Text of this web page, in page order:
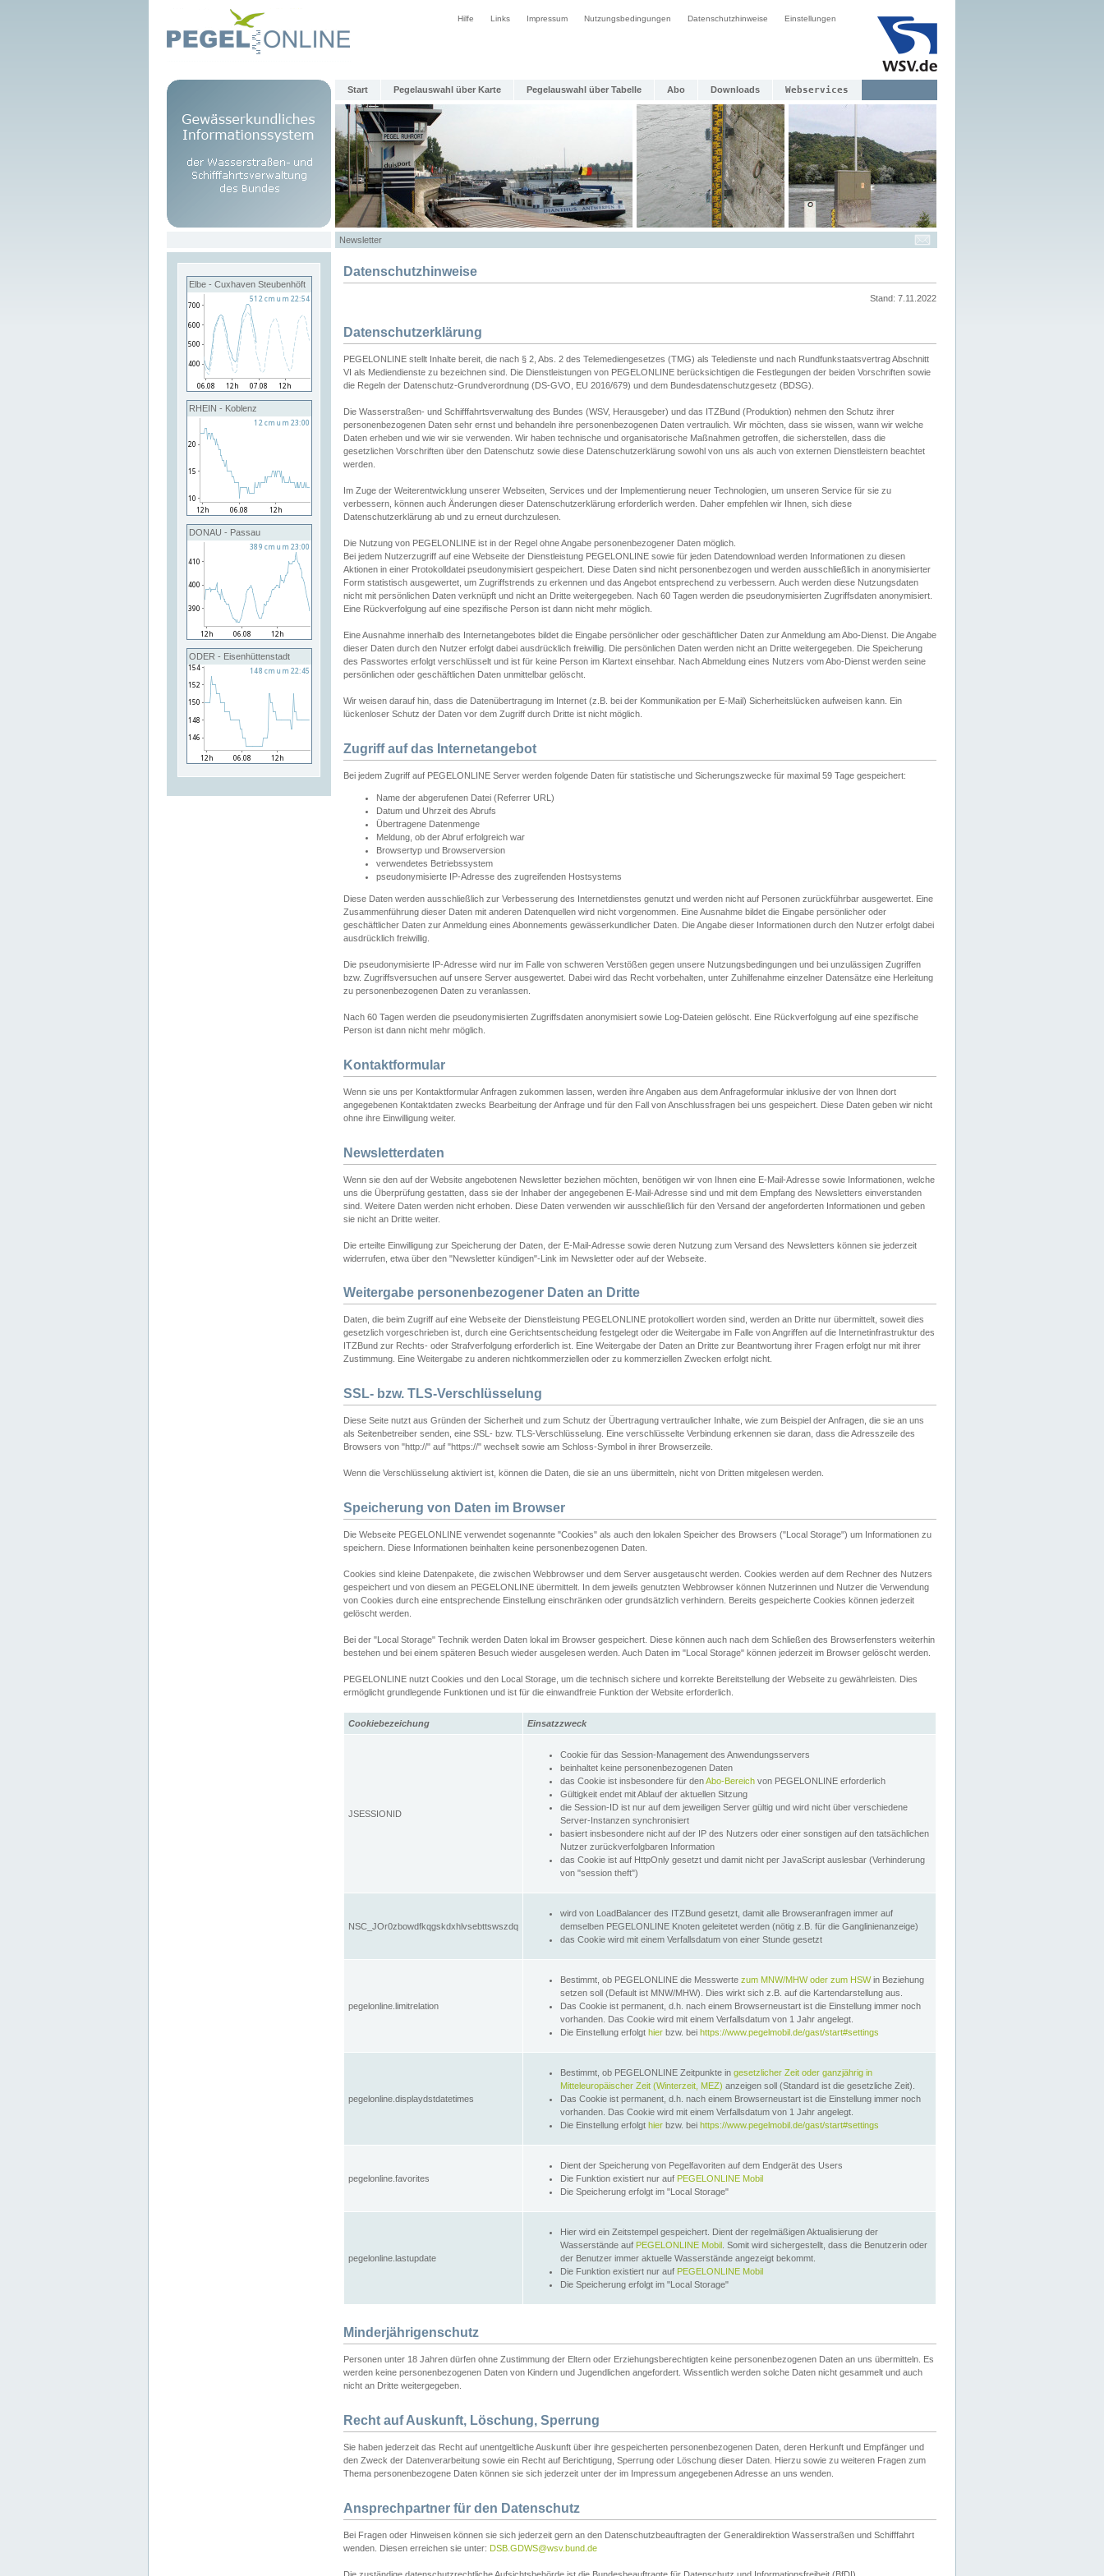
Hilfe Links Impressum Nutzungsbedingungen Datenschutzhinweise Einstellungen
Start Pegelauswahl über Karte Pegelauswahl über Tabelle Abo Downloads Webservices
Newsletter
Elbe - Cuxhaven Steubenhöft
RHEIN - Koblenz
DONAU - Passau
ODER - Eisenhüttenstadt
Datenschutzhinweise
Stand: 7.11.2022
Datenschutzerklärung
PEGELONLINE stellt Inhalte bereit, die nach § 2, Abs. 2 des Telemediengesetzes (TMG) als Teledienste und nach Rundfunkstaatsvertrag Abschnitt
VI als Mediendienste zu bezeichnen sind. Die Dienstleistungen von PEGELONLINE berücksichtigen die Festlegungen der beiden Vorschriften sowie
die Regeln der Datenschutz-Grundverordnung (DS-GVO, EU 2016/679) und dem Bundesdatenschutzgesetz (BDSG).
Die Wasserstraßen- und Schifffahrtsverwaltung des Bundes (WSV, Herausgeber) und das ITZBund (Produktion) nehmen den Schutz ihrer
personenbezogenen Daten sehr ernst und behandeln ihre personenbezogenen Daten vertraulich. Wir möchten, dass sie wissen, wann wir welche
Daten erheben und wie wir sie verwenden. Wir haben technische und organisatorische Maßnahmen getroffen, die sicherstellen, dass die
gesetzlichen Vorschriften über den Datenschutz sowie diese Datenschutzerklärung sowohl von uns als auch von externen Dienstleistern beachtet
werden.
Im Zuge der Weiterentwicklung unserer Webseiten, Services und der Implementierung neuer Technologien, um unseren Service für sie zu
verbessern, können auch Änderungen dieser Datenschutzerklärung erforderlich werden. Daher empfehlen wir Ihnen, sich diese
Datenschutzerklärung ab und zu erneut durchzulesen.
Die Nutzung von PEGELONLINE ist in der Regel ohne Angabe personenbezogener Daten möglich.
Bei jedem Nutzerzugriff auf eine Webseite der Dienstleistung PEGELONLINE sowie für jeden Datendownload werden Informationen zu diesen
Aktionen in einer Protokolldatei pseudonymisiert gespeichert. Diese Daten sind nicht personenbezogen und werden ausschließlich in anonymisierter
Form statistisch ausgewertet, um Zugriffstrends zu erkennen und das Angebot entsprechend zu verbessern. Auch werden diese Nutzungsdaten
nicht mit persönlichen Daten verknüpft und nicht an Dritte weitergegeben. Nach 60 Tagen werden die pseudonymisierten Zugriffsdaten anonymisiert.
Eine Rückverfolgung auf eine spezifische Person ist dann nicht mehr möglich.
Eine Ausnahme innerhalb des Internetangebotes bildet die Eingabe persönlicher oder geschäftlicher Daten zur Anmeldung am Abo-Dienst. Die Angabe
dieser Daten durch den Nutzer erfolgt dabei ausdrücklich freiwillig. Die persönlichen Daten werden nicht an Dritte weitergegeben. Die Speicherung
des Passwortes erfolgt verschlüsselt und ist für keine Person im Klartext einsehbar. Nach Abmeldung eines Nutzers vom Abo-Dienst werden seine
persönlichen oder geschäftlichen Daten unmittelbar gelöscht.
Wir weisen darauf hin, dass die Datenübertragung im Internet (z.B. bei der Kommunikation per E-Mail) Sicherheitslücken aufweisen kann. Ein
lückenloser Schutz der Daten vor dem Zugriff durch Dritte ist nicht möglich.
Zugriff auf das Internetangebot
Bei jedem Zugriff auf PEGELONLINE Server werden folgende Daten für statistische und Sicherungszwecke für maximal 59 Tage gespeichert:
Name der abgerufenen Datei (Referrer URL)
Datum und Uhrzeit des Abrufs
Übertragene Datenmenge
Meldung, ob der Abruf erfolgreich war
Browsertyp und Browserversion
verwendetes Betriebssystem
pseudonymisierte IP-Adresse des zugreifenden Hostsystems
Diese Daten werden ausschließlich zur Verbesserung des Internetdienstes genutzt und werden nicht auf Personen zurückführbar ausgewertet. Eine
Zusammenführung dieser Daten mit anderen Datenquellen wird nicht vorgenommen. Eine Ausnahme bildet die Eingabe persönlicher oder
geschäftlicher Daten zur Anmeldung eines Abonnements gewässerkundlicher Daten. Die Angabe dieser Informationen durch den Nutzer erfolgt dabei
ausdrücklich freiwillig.
Die pseudonymisierte IP-Adresse wird nur im Falle von schweren Verstößen gegen unsere Nutzungsbedingungen und bei unzulässigen Zugriffen
bzw. Zugriffsversuchen auf unsere Server ausgewertet. Dabei wird das Recht vorbehalten, unter Zuhilfenahme einzelner Datensätze eine Herleitung
zu personenbezogenen Daten zu veranlassen.
Nach 60 Tagen werden die pseudonymisierten Zugriffsdaten anonymisiert sowie Log-Dateien gelöscht. Eine Rückverfolgung auf eine spezifische
Person ist dann nicht mehr möglich.
Kontaktformular
Wenn sie uns per Kontaktformular Anfragen zukommen lassen, werden ihre Angaben aus dem Anfrageformular inklusive der von Ihnen dort
angegebenen Kontaktdaten zwecks Bearbeitung der Anfrage und für den Fall von Anschlussfragen bei uns gespeichert. Diese Daten geben wir nicht
ohne ihre Einwilligung weiter.
Newsletterdaten
Wenn sie den auf der Website angebotenen Newsletter beziehen möchten, benötigen wir von Ihnen eine E-Mail-Adresse sowie Informationen, welche
uns die Überprüfung gestatten, dass sie der Inhaber der angegebenen E-Mail-Adresse sind und mit dem Empfang des Newsletters einverstanden
sind. Weitere Daten werden nicht erhoben. Diese Daten verwenden wir ausschließlich für den Versand der angeforderten Informationen und geben
sie nicht an Dritte weiter.
Die erteilte Einwilligung zur Speicherung der Daten, der E-Mail-Adresse sowie deren Nutzung zum Versand des Newsletters können sie jederzeit
widerrufen, etwa über den "Newsletter kündigen"-Link im Newsletter oder auf der Webseite.
Weitergabe personenbezogener Daten an Dritte
Daten, die beim Zugriff auf eine Webseite der Dienstleistung PEGELONLINE protokolliert worden sind, werden an Dritte nur übermittelt, soweit dies
gesetzlich vorgeschrieben ist, durch eine Gerichtsentscheidung festgelegt oder die Weitergabe im Falle von Angriffen auf die Internetinfrastruktur des
ITZBund zur Rechts- oder Strafverfolgung erforderlich ist. Eine Weitergabe der Daten an Dritte zur Beantwortung ihrer Fragen erfolgt nur mit ihrer
Zustimmung. Eine Weitergabe zu anderen nichtkommerziellen oder zu kommerziellen Zwecken erfolgt nicht.
SSL- bzw. TLS-Verschlüsselung
Diese Seite nutzt aus Gründen der Sicherheit und zum Schutz der Übertragung vertraulicher Inhalte, wie zum Beispiel der Anfragen, die sie an uns
als Seitenbetreiber senden, eine SSL- bzw. TLS-Verschlüsselung. Eine verschlüsselte Verbindung erkennen sie daran, dass die Adresszeile des
Browsers von "http://" auf "https://" wechselt sowie am Schloss-Symbol in ihrer Browserzeile.
Wenn die Verschlüsselung aktiviert ist, können die Daten, die sie an uns übermitteln, nicht von Dritten mitgelesen werden.
Speicherung von Daten im Browser
Die Webseite PEGELONLINE verwendet sogenannte "Cookies" als auch den lokalen Speicher des Browsers ("Local Storage") um Informationen zu
speichern. Diese Informationen beinhalten keine personenbezogenen Daten.
Cookies sind kleine Datenpakete, die zwischen Webbrowser und dem Server ausgetauscht werden. Cookies werden auf dem Rechner des Nutzers
gespeichert und von diesem an PEGELONLINE übermittelt. In dem jeweils genutzten Webbrowser können Nutzerinnen und Nutzer die Verwendung
von Cookies durch eine entsprechende Einstellung einschränken oder grundsätzlich verhindern. Bereits gespeicherte Cookies können jederzeit
gelöscht werden.
Bei der "Local Storage" Technik werden Daten lokal im Browser gespeichert. Diese können auch nach dem Schließen des Browserfensters weiterhin
bestehen und bei einem späteren Besuch wieder ausgelesen werden. Auch Daten im "Local Storage" können jederzeit im Browser gelöscht werden.
PEGELONLINE nutzt Cookies und den Local Storage, um die technisch sichere und korrekte Bereitstellung der Webseite zu gewährleisten. Dies
ermöglicht grundlegende Funktionen und ist für die einwandfreie Funktion der Website erforderlich.
Cookiebezeichung Einsatzzweck
JSESSIONID
Cookie für das Session-Management des Anwendungsservers
beinhaltet keine personenbezogenen Daten
das Cookie ist insbesondere für denAbo-Bereich von PEGELONLINE erforderlich
Gültigkeit endet mit Ablauf der aktuellen Sitzung
die Session-ID ist nur auf dem jeweiligen Server gültig und wird nicht über verschiedene
Server-Instanzen synchronisiert
basiert insbesondere nicht auf der IP des Nutzers oder einer sonstigen auf den tatsächlichen
Nutzer zurückverfolgbaren Information
das Cookie ist auf HttpOnly gesetzt und damit nicht per JavaScript auslesbar (Verhinderung
von "session theft")
NSC_JOr0zbowdfkqgskdxhlvsebttswszdq
wird von LoadBalancer des ITZBund gesetzt, damit alle Browseranfragen immer auf
demselben PEGELONLINE Knoten geleitetet werden (nötig z.B. für die Ganglinienanzeige)
das Cookie wird mit einem Verfallsdatum von einer Stunde gesetzt
pegelonline.limitrelation
Bestimmt, ob PEGELONLINE die Messwerte zum MNW/MHW oder zum HSWin Beziehung
setzen soll (Default ist MNW/MHW). Dies wirkt sich z.B. auf die Kartendarstellung aus.
Das Cookie ist permanent, d.h. nach einem Browserneustart ist die Einstellung immer noch
vorhanden. Das Cookie wird mit einem Verfallsdatum von 1 Jahr angelegt.
Die Einstellung erfolgt hier bzw. bei https://www.pegelmobil.de/gast/start#settings
pegelonline.displaydstdatetimes
Bestimmt, ob PEGELONLINE Zeitpunkte in gesetzlicher Zeit oder ganzjährig in
Mitteleuropäischer Zeit (Winterzeit, MEZ) anzeigen soll (Standard ist die gesetzliche Zeit).
Das Cookie ist permanent, d.h. nach einem Browserneustart ist die Einstellung immer noch
vorhanden. Das Cookie wird mit einem Verfallsdatum von 1 Jahr angelegt.
Die Einstellung erfolgt hier bzw. bei https://www.pegelmobil.de/gast/start#settings
pegelonline.favorites
Dient der Speicherung von Pegelfavoriten auf dem Endgerät des Users
Die Funktion existiert nur auf PEGELONLINE Mobil
Die Speicherung erfolgt im "Local Storage"
pegelonline.lastupdate
Hier wird ein Zeitstempel gespeichert. Dient der regelmäßigen Aktualisierung der
Wasserstände auf PEGELONLINE Mobil . Somit wird sichergestellt, dass die Benutzerin oder
der Benutzer immer aktuelle Wasserstände angezeigt bekommt.
Die Funktion existiert nur auf PEGELONLINE Mobil
Die Speicherung erfolgt im "Local Storage"
Minderjährigenschutz
Personen unter 18 Jahren dürfen ohne Zustimmung der Eltern oder Erziehungsberechtigten keine personenbezogenen Daten an uns übermitteln. Es
werden keine personenbezogenen Daten von Kindern und Jugendlichen angefordert. Wissentlich werden solche Daten nicht gesammelt und auch
nicht an Dritte weitergegeben.
Recht auf Auskunft, Löschung, Sperrung
Sie haben jederzeit das Recht auf unentgeltliche Auskunft über ihre gespeicherten personenbezogenen Daten, deren Herkunft und Empfänger und
den Zweck der Datenverarbeitung sowie ein Recht auf Berichtigung, Sperrung oder Löschung dieser Daten. Hierzu sowie zu weiteren Fragen zum
Thema personenbezogene Daten können sie sich jederzeit unter der im Impressum angegebenen Adresse an uns wenden.
Ansprechpartner für den Datenschutz
Bei Fragen oder Hinweisen können sie sich jederzeit gern an den Datenschutzbeauftragten der Generaldirektion Wasserstraßen und Schifffahrt
wenden. Diesen erreichen sie unter: DSB.GDWS@wsv.bund.de